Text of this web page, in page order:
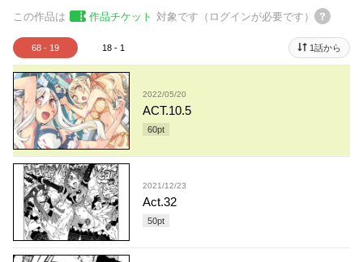
この作品は 作品チケット 対象です（ログインが必要です）
68 - 19 18 - 1 1話から
2022/05/20
ACT.10.5
60pt
2021/12/23
Act.32
50pt